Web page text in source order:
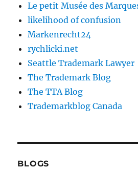
Le petit Musée des
likelihood of confusion
Markenrecht24
rychlicki.net
Seattle Trademark Lawyer
The Trademark Blog
The TTA Blog
Trademarkblog Canada
BLOGS